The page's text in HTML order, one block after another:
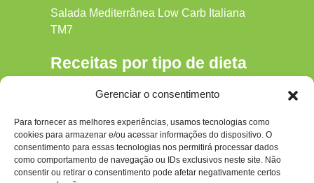
Gerenciar o consentimento
Para fornecer as melhores experiências, usamos tecnologias como
cookies para armazenar e/ou acessar informações do dispositivo. O
consentimento para essas tecnologias nos permitirá processar dados
como comportamento de navegação ou IDs exclusivos neste site. Não
consentir ou retirar o consentimento pode afetar negativamente certos
Salada Mediterrânea Low Carb Italiana
TM7
Receitas por tipo de dieta
Gluten‑free
Hipocalórica
Low Carb